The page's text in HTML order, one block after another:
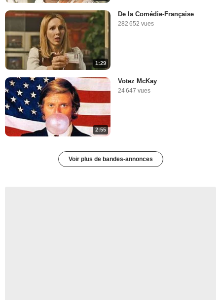
1:29
De la Comédie-Française
282 652 vues
2:55
Votez McKay
24 647 vues
Voir plus de bandes-annonces